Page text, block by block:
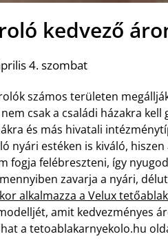
kedvező
4. szombat
számos területen
csak a családi házakra kell
és más hivatali
nyári estéken is kiváló, hiszen
fogja felébreszteni, így
zavarja a nyári,
alkalmazza a Velux
amit kedvezményes
a tetoablakarnyekolo.hu